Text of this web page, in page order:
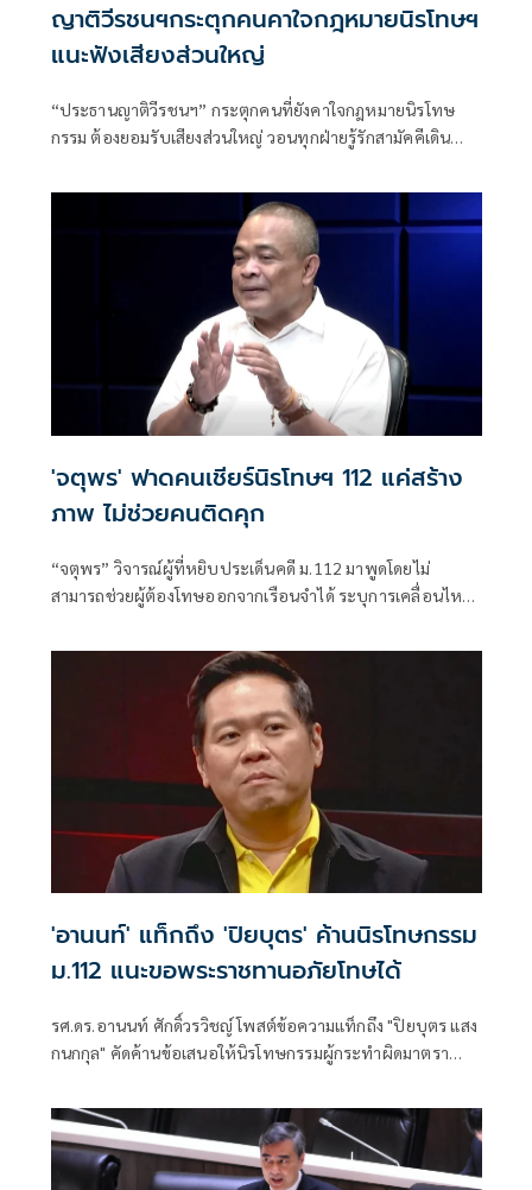
ญาติวีรชนฯกระตุกคนคาใจกฎหมายนิรโทษฯ
แนะฟังเสียงส่วนใหญ่
“ประธานญาติวีรชนฯ” กระตุกคนที่ยังคาใจกฎหมายนิรโทษ
กรรม ต้องยอมรับเสียงส่วนใหญ่ วอนทุกฝ่ายรู้รักสามัคคีเดิน
เป็น ”พระราชอำนาจ” ผู้ใดจะละเมิดมิได้เผยผู้มีอายุต่ำกว่า 18
ปีส่วนใหญ่เข้าสู่กระบวนการฟื้นฟูเกือบหมดแล้ว แนะคนที่โดน
คดีม.112 ให้ขอพระราชทานอภัยโทษเป็นรายบุคคลได้
'จตุพร' ฟาดคนเชียร์นิรโทษฯ 112 แค่สร้าง
ภาพ ไม่ช่วยคนติดคุก
“จตุพร” วิจารณ์ผู้ที่หยิบประเด็นคดี ม.112 มาพูดโดยไม่
สามารถช่วยผู้ต้องโทษออกจากเรือนจำได้ ระบุการเคลื่อนไหว
พระราชทานอภัยโทษเป็นทางเลือกที่มีโอกาสมากที่สุด
'อานนท์' แท็กถึง 'ปิยบุตร' ค้านนิรโทษกรรม
ม.112 แนะขอพระราชทานอภัยโทษได้
รศ.ดร.อานนท์ ศักดิ์วรวิชญ์ โพสต์ข้อความแท็กถึง "ปิยบุตร แสง
กนกกุล" คัดค้านข้อเสนอให้นิรโทษกรรมผู้กระทำผิดมาตรา